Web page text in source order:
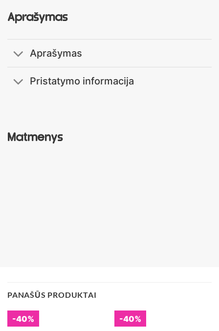
Matmenys
Aprašymas
Aprašymas
Pristatymo informacija
PANAŠŪS PRODUKTAI
-40% -40%